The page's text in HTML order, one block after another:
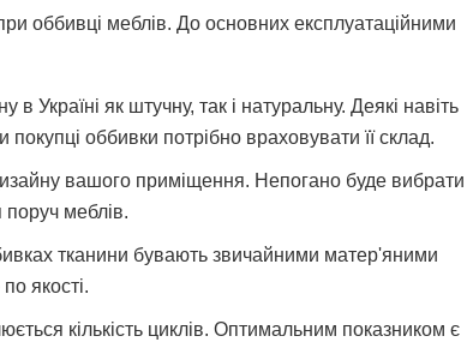
оббивці меблів. До основних експлуатаційними
Україні як штучну, так і натуральну. Деякі навіть
оббивки потрібно враховувати її склад.
вашого приміщення. Непогано буде вибрати
меблів.
тканини бувають звичайними матер'яними
якості.
кількість циклів. Оптимальним показником є